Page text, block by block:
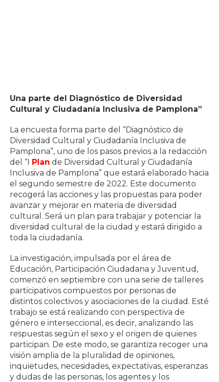
Una parte del Diagnóstico de Diversidad
Cultural y Ciudadanía Inclusiva de Pamplona”
La encuesta forma parte del “Diagnóstico de
Diversidad Cultural y Ciudadanía Inclusiva de
Pamplona”, uno de los pasos previos a la redacción
del “I Plan de Diversidad Cultural y Ciudadanía
Inclusiva de Pamplona” que estará elaborado hacia
el segundo semestre de 2022. Este documento
recogerá las acciones y las propuestas para poder
avanzar y mejorar en materia de diversidad
cultural. Será un plan para trabajar y potenciar la
diversidad cultural de la ciudad y estará dirigido a
toda la ciudadanía.
La investigación, impulsada por el área de
Educación, Participación Ciudadana y Juventud,
comenzó en septiembre con una serie de talleres
participativos compuestos por personas de
distintos colectivos y asociaciones de la ciudad. Esté
trabajo se está realizando con perspectiva de
género e interseccional, es decir, analizando las
respuestas según el sexo y el origen de quienes
participan. De este modo, se garantiza recoger una
visión amplia de la pluralidad de opiniones,
inquietudes, necesidades, expectativas, esperanzas
y dudas de las personas, los agentes y los